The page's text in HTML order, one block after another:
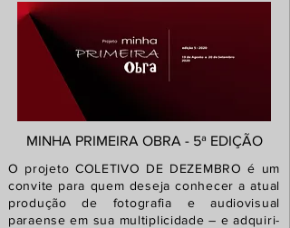
MINHA PRIMEIRA OBRA - 5ª EDIÇÃO
O projeto COLETIVO DE DEZEMBRO é um
convite para quem deseja conhecer a atual
produção de fotografia e audiovisual
paraense em sua multiplicidade – e adquiri-